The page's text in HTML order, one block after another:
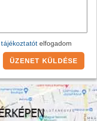
elfogadom
ÜZENET KÜLDÉSE